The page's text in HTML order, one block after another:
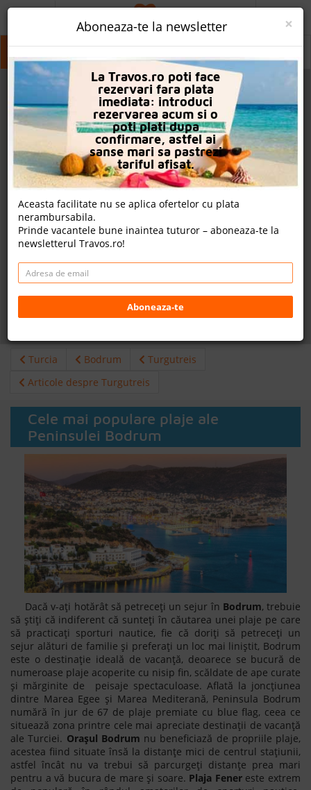
Turgutreis Turgutreis Turgutreis
Turcia Bodrum
Turgutreis
Articole despre Turgutreis
Cele mai populare plaje ale
Peninsulei Bodrum
Dacă v-ați hotărât să petreceți un sejur în Bodrum, trebuie
să știți că indiferent că sunteți în căutarea unei plaje pe care
să practicați sporturi nautice, fie că doriți să petreceți un
sejur alături de familie și preferați un loc mai liniștit, Bodrum
este o destinație ideală de vacanță, deoarece se bucură de
numeroase plaje acoperite cu nisip fin, scăldate de ape curate
și mărginite de peisaje spectaculoase. Aflată la joncțiunea
dintre Marea Egee și Marea Mediterană, Peninsula Bodrum
numără în jur de 67 de plaje premiate cu blue flag, ceea ce
situează zona printre cele mai apreciate destinații de vacanță
ale Turciei. Orașul Bodrum nu beneficiază de propriile plaje,
acestea fiind situate însă la distanțe mici de centrul stațiunii,
astfel încât nu va trebui să parcurgeți distanțe prea mari
pentru a vă bucura de mare și soare. Plaja Fenereste extrem
PROMO
CAUTA REZERVARE
OFERTA PERSONALIZATA
DESPRE NOI
LOGIN
CAZARE
CHARTER AVION
CAZARE + AUTOCAR
CONTACT
LEI EURO
×
Aboneaza-te la newsletter
La Travos.ro poti face
rezervari fara plata
imediata: introduci
rezervarea acum si o
poti plati dupa
confirmare, astfel ai
sanse mari sa pastrezi
tariful afisat.
Aceasta facilitate nu se aplica ofertelor cu plata
nerambursabila.
Prinde vacantele bune inaintea tuturor – aboneaza-te la
newsletterul Travos.ro!
Aboneaza-te